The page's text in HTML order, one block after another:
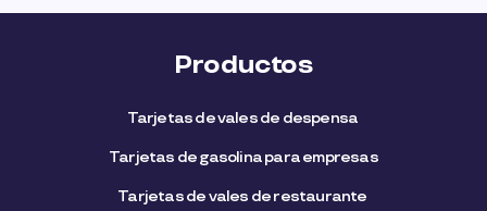
Productos
Tarjetas de vales de despensa
Tarjetas de gasolina para empresas
Tarjetas de vales de restaurante